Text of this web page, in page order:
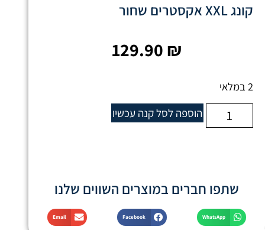
קונג XXL אקסטרים שחור
129.90 ₪
2 במלאי
הוספה לסלקנה עכשיו
שתפו חברים במוצרים השווים שלנו
WhatsApp
Facebook
Email